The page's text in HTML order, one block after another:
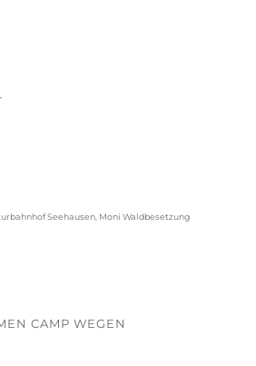
aufgegeben“
Seehausen Moni Waldbesetzung
CAMP WEGEN